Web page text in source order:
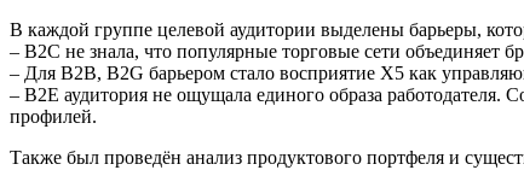
В каждой группе целевой аудитории выделены барьеры,
– B2C не знала, что популярные торговые сети объединяет
– Для B2B, B2G барьером стало восприятие X5 как
– B2E аудитория не ощущала единого образа работодателя.
профилей.
Также был проведён анализ продуктового портфеля и